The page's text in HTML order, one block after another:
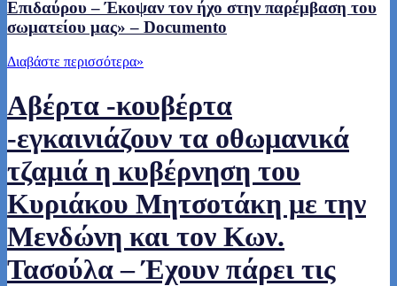
Επιδαύρου – Έκοψαν τον ήχο στην παρέμβαση του
σωματείου μας» – Documento
Διαβάστε περισσότερα»
Αβέρτα -κουβέρτα
-εγκαινιάζουν τα οθωμανικά
τζαμιά η κυβέρνηση του
Κυριάκου Μητσοτάκη με την
Μενδώνη και τον Κων.
Τασούλα – Έχουν πάρει τις